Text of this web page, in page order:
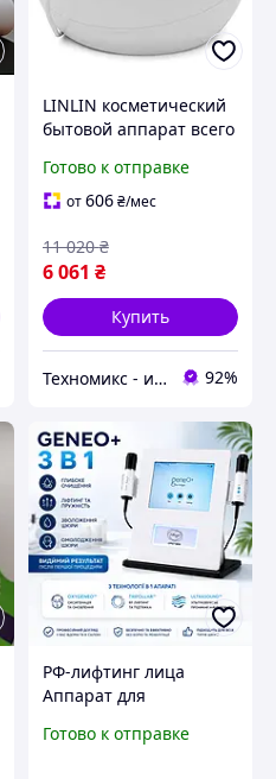
LINLIN косметический
бытовой аппарат всего
подтяжки отбеливание
и удаление морщин RF
Готово к отправке
от606₴/мес
6 061 ₴
11 020 ₴
Купить
Техномикс - интернет - магазин качественной техники, электроники и других товаров для дома и работы 92%
РФ-лифтинг лица
Аппарат для
Ультразвуковой
Готово к отправке